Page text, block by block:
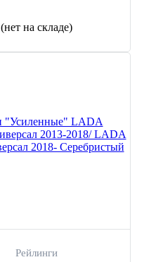
(нет на складе)
Рейлинги